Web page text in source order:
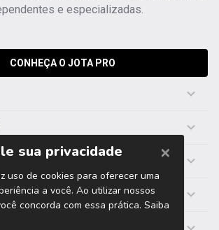
e especializadas.
CONHEÇA O JOTA PRO